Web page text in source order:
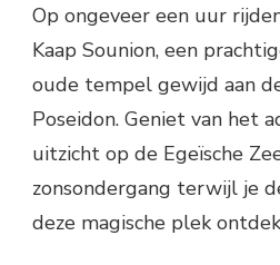
Op ongeveer een uur
Kaap Sounion, een
oude tempel gewijd aan
Poseidon. Geniet van het
uitzicht op de Egeïsche
zonsondergang terwijl je
deze magische plek